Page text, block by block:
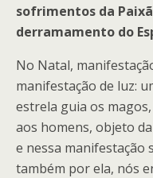
sofrimentos da
derramamento do
No Natal,
manifestação de luz:
estrela guia os
aos homens, objeto
e nessa manifestação
também por ela, nós